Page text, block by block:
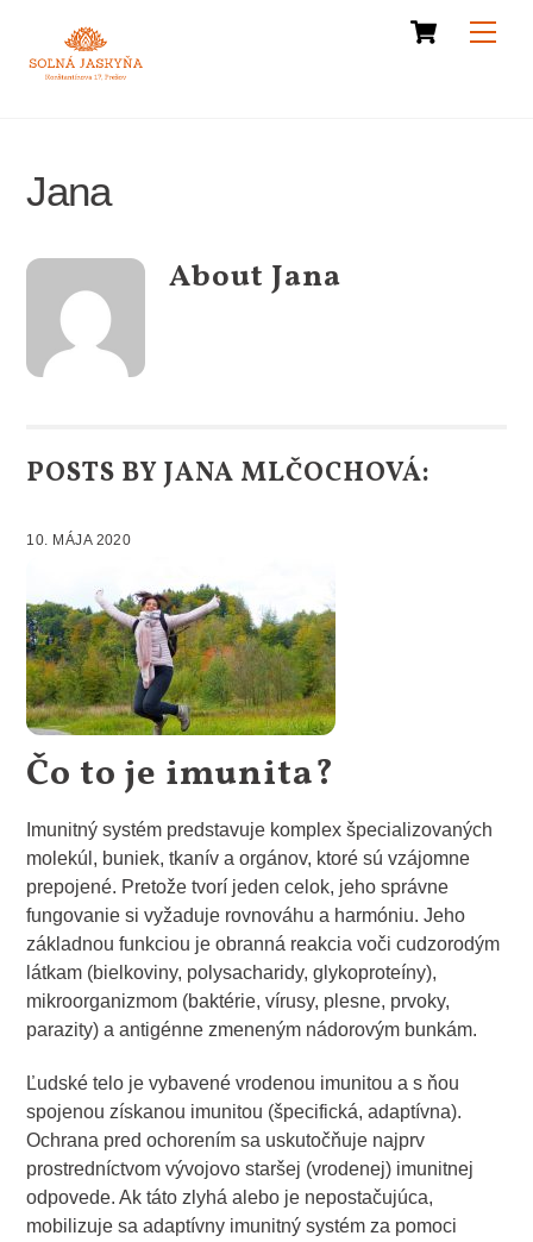
content
Cart
Jana
About Jana
POSTS BY JANA MLČOCHOVÁ:
10. MÁJA 2020
Čo to je imunita?
Imunitný systém predstavuje komplex špecializovaných
molekúl, buniek, tkanív a orgánov, ktoré sú vzájomne
prepojené. Pretože tvorí jeden celok, jeho správne
fungovanie si vyžaduje rovnováhu a harmóniu. Jeho
základnou funkciou je obranná reakcia voči cudzorodým
látkam (bielkoviny, polysacharidy, glykoproteíny),
mikroorganizmom (baktérie, vírusy, plesne, prvoky,
parazity) a antigénne zmeneným nádorovým bunkám.
Ľudské telo je vybavené vrodenou imunitou a s ňou
spojenou získanou imunitou (špecifická, adaptívna).
Ochrana pred ochorením sa uskutočňuje najprv
prostredníctvom vývojovo staršej (vrodenej) imunitnej
odpovede. Ak táto zlyhá alebo je nepostačujúca,
mobilizuje sa adaptívny imunitný systém za pomoci